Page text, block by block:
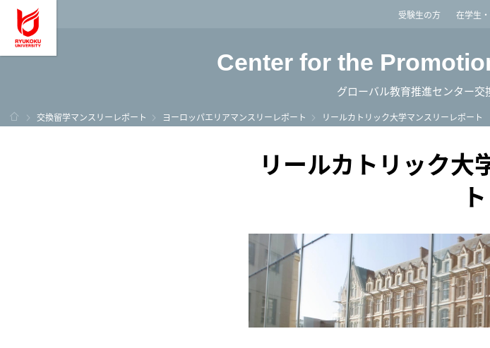
龍谷大学 You, Unlimited受験生の方 在学生
Center for the
グローバル教育推進センター
ホーム
交換留学マンスリーレポート ヨーロッパエリアマンスリーレポート リールカトリック大学マンスリーレポート
リールカトリック大
ト